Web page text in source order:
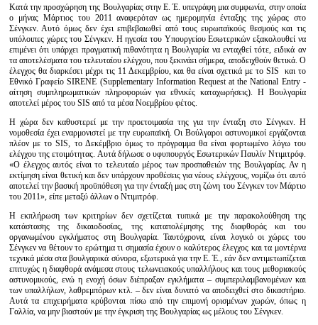
Κατά την προσχώρηση της Βουλγαρίας στην Ε. Έ. υπεγράφη μια συμφωνία, στην οποία
ο μήνας Μάρτιος του 2011 αναφερόταν ως ημερομηνία ένταξης της χώρας στο
Σένγκεν. Αυτό όμως δεν έχει επιβεβαιωθεί από τους ευρωπαϊκούς θεσμούς και τις
υπόλοιπες χώρες του Σένγκεν. Η ηγεσία του Υπουργείου Εσωτερικών εξακολουθεί να
επιμένει ότι υπάρχει πραγματική πιθανότητα η Βουλγαρία να ενταχθεί τότε, ειδικά αν
τα αποτελέσματα του τελευταίου ελέγχου, που ξεκινάει σήμερα, αποδειχθούν θετικά. Ο
έλεγχος θα διαρκέσει μέχρι τις 11 Δεκεμβρίου, και θα είναι σχετικά με το SIS και το
Εθνικό Γραφείο SIRENE (Supplementary Information Request at the National Entry -
αίτηση συμπληρωματικών πληροφοριών για εθνικές καταχωρήσεις). Η Βουλγαρία
αποτελεί μέρος του SIS από τα μέσα Νοεμβρίου φέτος.
Η χώρα δεν καθυστερεί με την προετοιμασία της για την ένταξη στο Σένγκεν. Η
νομοθεσία έχει εναρμονιστεί με την ευρωπαϊκή. Οι Βούλγαροι αστυνομικοί εργάζονται
πλέον με το SIS, το Δεκέμβριο όμως το πρόγραμμα θα είναι φορτωμένο λόγω του
ελέγχου της ετοιμότητας. Αυτά δήλωσε ο υφυπουργός Εσωτερικών Παυλίν Ντιμιτρόφ.
«Ο έλεγχος αυτός είναι το τελευταίο μέρος των προσπαθειών της Βουλγαρίας. Αν η
εκτίμηση είναι θετική και δεν υπάρχουν προθέσεις για νέους ελέγχους, νομίζω ότι αυτό
αποτελεί την βασική προϋπόθεση για την ένταξή μας στη ζώνη του Σένγκεν τον Μάρτιο
του 2011», είπε μεταξύ άλλων ο Ντιμιτρόφ.
Η εκπλήρωση των κριτηρίων δεν σχετίζεται τυπικά με την παρακολούθηση της
κατάστασης της δικαιοδοσίας, της καταπολέμησης της διαφθοράς και του
οργανωμένου εγκλήματος στη Βουλγαρία. Ταυτόχρονα, είναι λογικό οι χώρες του
Σένγκεν να θέτουν το ερώτημα τι σημασία έχουν ο καλύτερος έλεγχος και τα μοντέρνα
τεχνικά μέσα στα βουλγαρικά σύνορα, εξωτερικά για την Ε. Έ., εάν δεν αντιμετωπίζεται
επιτυχώς η διαφθορά ανάμεσα στους τελωνειακούς υπαλλήλους και τους μεθοριακούς
αστυνομικούς, ενώ η ενοχή όσων διέπραξαν εγκλήματα – συμπεριλαμβανομένων και
των υπαλλήλων, λαθρεμπόρων κτλ. – δεν είναι δυνατό να αποδειχθεί στο δικαστήριο.
Αυτά τα επιχειρήματα κρύβονται πίσω από την επιμονή ορισμένων χωρών, όπως η
Γαλλία, να μην βιαστούν με την έγκριση της Βουλγαρίας ως μέλους του Σένγκεν.